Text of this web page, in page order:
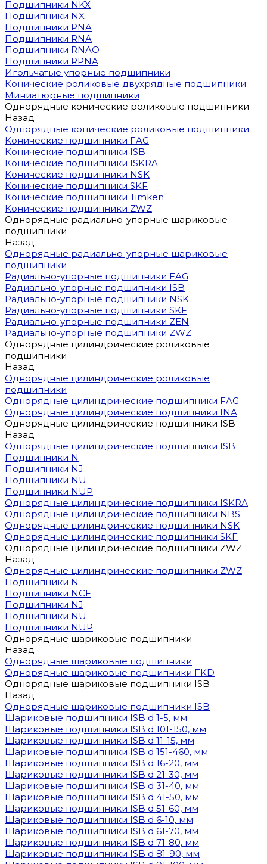
Подшипники NKX
Подшипники NX
Подшипники PNA
Подшипники RNA
Подшипники RNAO
Подшипники RPNA
Игольчатые упорные подшипники
Конические роликовые двухрядные подшипники
Миниатюрные подшипники
Однорядные конические роликовые подшипники
Назад
Однорядные конические роликовые подшипники
Конические подшипники FAG
Конические подшипники ISB
Конические подшипники ISKRA
Конические подшипники NSK
Конические подшипники SKF
Конические подшипники Timken
Конические подшипники ZWZ
Однорядные радиально-упорные шариковые
подшипники
Назад
Однорядные радиально-упорные шариковые
подшипники
Радиально-упорные подшипники FAG
Радиально-упорные подшипники ISB
Радиально-упорные подшипники NSK
Радиально-упорные подшипники SKF
Радиально-упорные подшипники ZEN
Радиально-упорные подшипники ZWZ
Однорядные цилиндрические роликовые
подшипники
Назад
Однорядные цилиндрические роликовые
подшипники
Однорядные цилиндрические подшипники FAG
Однорядные цилиндрические подшипники INA
Однорядные цилиндрические подшипники ISB
Назад
Однорядные цилиндрические подшипники ISB
Подшипники N
Подшипники NJ
Подшипники NU
Подшипники NUP
Однорядные цилиндрические подшипники ISKRA
Однорядные цилиндрические подшипники NBS
Однорядные цилиндрические подшипники NSK
Однорядные цилиндрические подшипники SKF
Однорядные цилиндрические подшипники ZWZ
Назад
Однорядные цилиндрические подшипники ZWZ
Подшипники N
Подшипники NCF
Подшипники NJ
Подшипники NU
Подшипники NUP
Однорядные шариковые подшипники
Назад
Однорядные шариковые подшипники
Однорядные шариковые подшипники FKD
Однорядные шариковые подшипники ISB
Назад
Однорядные шариковые подшипники ISB
Шариковые подшипники ISB d 1-5, мм
Шариковые подшипники ISB d 101-150, мм
Шариковые подшипники ISB d 11-15, мм
Шариковые подшипники ISB d 151-460, мм
Шариковые подшипники ISB d 16-20, мм
Шариковые подшипники ISB d 21-30, мм
Шариковые подшипники ISB d 31-40, мм
Шариковые подшипники ISB d 41-50, мм
Шариковые подшипники ISB d 51-60, мм
Шариковые подшипники ISB d 6-10, мм
Шариковые подшипники ISB d 61-70, мм
Шариковые подшипники ISB d 71-80, мм
Шариковые подшипники ISB d 81-90, мм